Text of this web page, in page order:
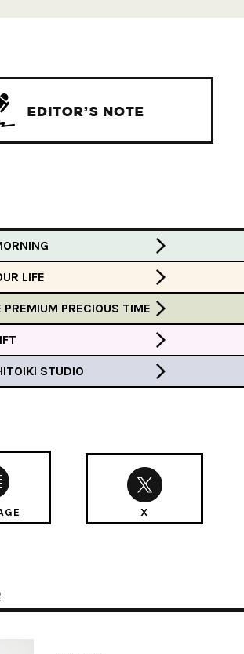
LIFE
PRECIOUS TIME
STUDIO
X